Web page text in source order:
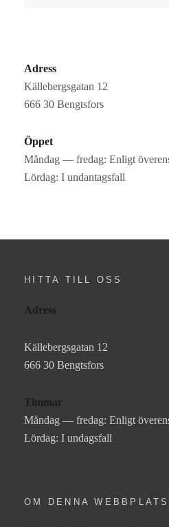
Adress
Källebergsgatan 12
666 30 Bengtsfors
Öppet
Måndag — fredag: Enligt
Lördag: I undantagsfall
HITTA TILL OSS
Adress
Källebergsgatan 12
666 30 Bengtsfors
Timmar
Måndag — fredag: Enligt
Lördag: I undagsfall
OM DENNA WEBBPLATS